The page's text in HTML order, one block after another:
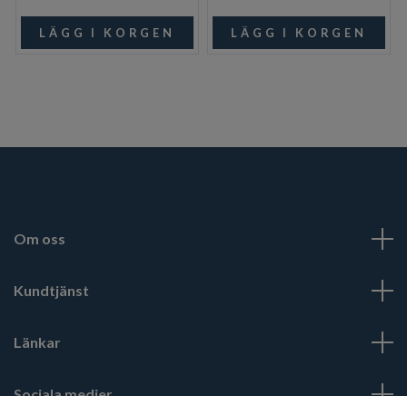
Om oss
Kundtjänst
Länkar